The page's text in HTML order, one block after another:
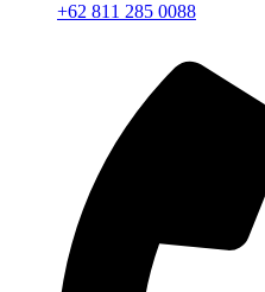
+62 811 285 0088